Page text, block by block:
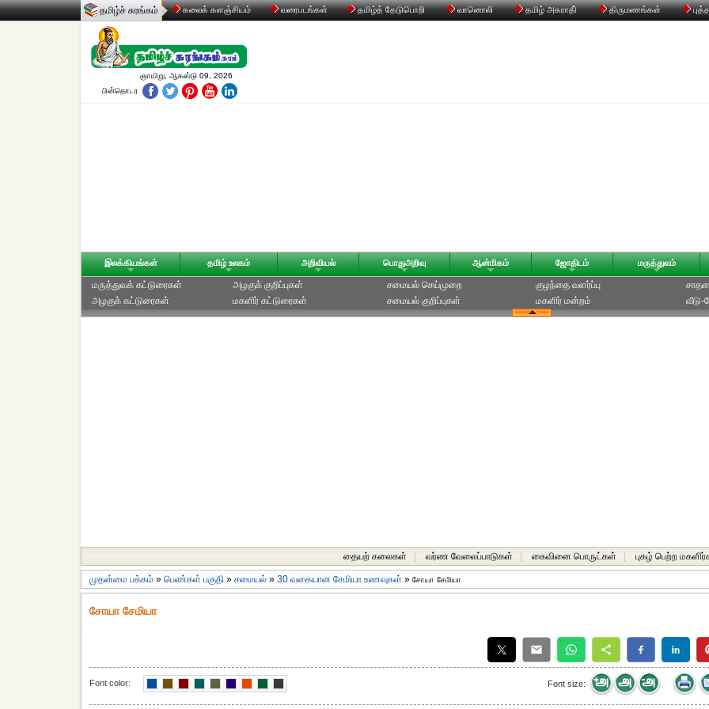
தமிழ்ச் சுரங்கம் கலைக் களஞ்சியம் வரைபடங்கள் தமிழ்த் தேடுபொறி வானொலி தமிழ் அகராதி் திருமணங்கள்
ஞாயிறு, ஆகஸ்டு 09, 2026
பின்தொடர
இலக்கியங்கள் தமிழ் உலகம் அறிவியல் பொதுஅறிவு ஆன்மிகம் ஜோதிடம் மருத்துவம்
மருத்துவக் கட்டுரைகள்
அழகுக் கட்டுரைகள்
அழகுக் குறிப்புகள்
மகளிர் கட்டுரைகள்
சமையல் செய்முறை
சமையல் குறிப்புகள்
குழந்தை வளர்ப்பு
மகளிர் மன்றம்
வீடு-
தையற் கலைகள் வர்ண வேலைப்பாடுகள் கைவினை பொருட்கள் புகழ் பெற்ற
முதன்மை பக்கம் » பெண்கள் பகுதி » சமையல் » 30 வகையான சேமியா உணவுகள் » சோயா சேமியா
சோயா சேமியா
Font color: Font size: